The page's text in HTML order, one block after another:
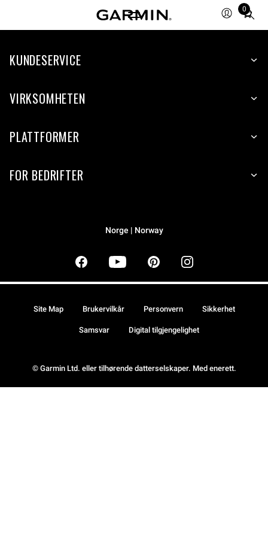
0
Total
items
cart:
KUNDESERVICE
VIRKSOMHETEN
PLATTFORMER
FOR BEDRIFTER
Norge | Norway
© Garmin Ltd. eller tilhørende datterselskaper. Med enerett.
Site Map Brukervilkår Personvern Sikkerhet
Samsvar Digital tilgjengelighet